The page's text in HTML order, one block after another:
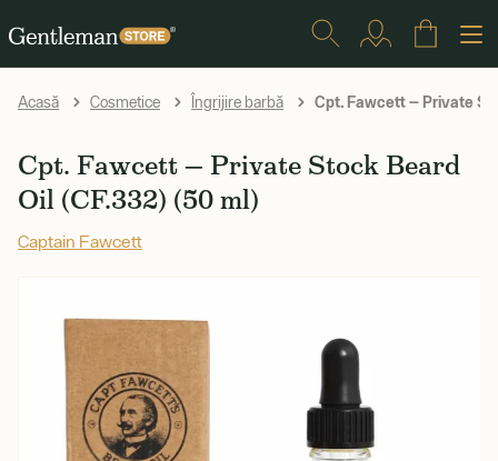
Acasă Cosmetice Îngrijire barbă Cpt. Fawcett — Private
Cpt. Fawcett — Private Stock Beard
Oil (CF.332) (50 ml)
Captain Fawcett